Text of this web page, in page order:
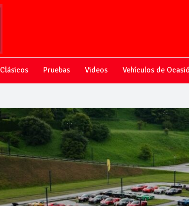
Clásicos Pruebas Videos Vehículos de